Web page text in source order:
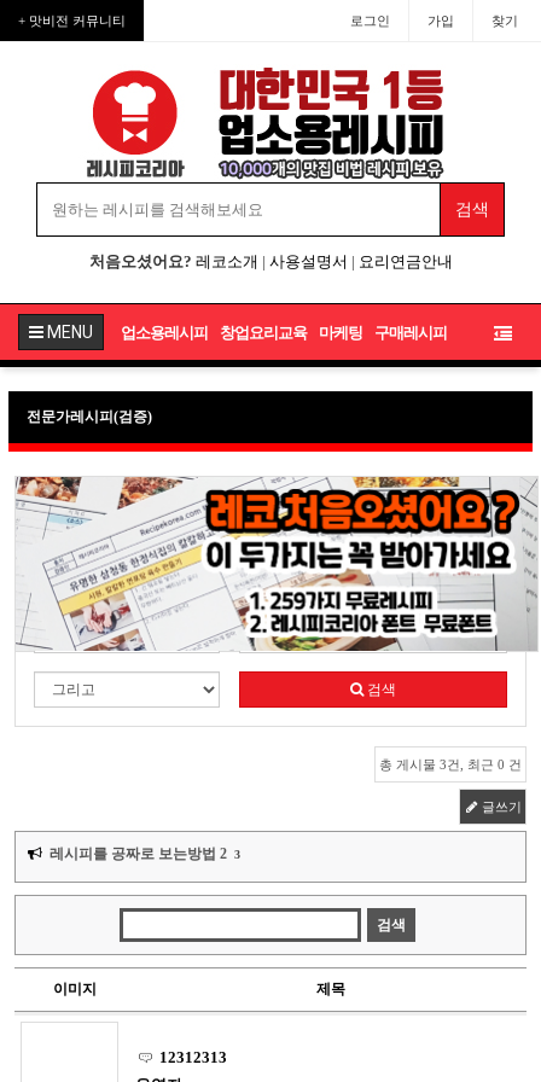
+ 맛비전 커뮤니티 로그인 가입 찾기
처음오셨어요? 레코소개 | 사용설명서 | 요리연금안내
MENU 업소용레시피 창업요리교육 마케팅 구매레시피
전문가레시피(검증)
월간 인기 게시물
전체 영업레시피 전문가레시피 인기레시피
검색
총 게시물 3건, 최근 0 건
글쓰기
레시피를 공짜로 보는방법 2 3
이미지 제목
12312313